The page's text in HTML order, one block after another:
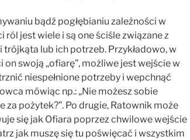
bądź pogłębianiu zależności w
jest wiele i są one ściśle związane z
lub ich potrzeb. Przykładowo, w
swoją „ofiarę”, możliwe jest wejście w
niespełnione potrzeby i wepchnąć
mówiąc np.: „Nie możesz sobie
pożytek?”. Po drugie, Ratownik może
się jak Ofiara poprzez chwilowe wejście
jak muszę się tu poświęcać i wszystkim